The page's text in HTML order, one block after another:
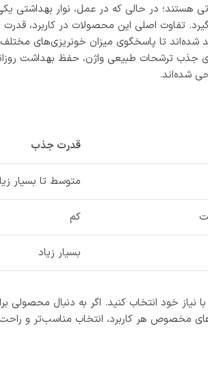
هستند؛ در حالی که در عمل، نوار
تفاوت اصلی این محصولات در
شده‌اند تا پاسخگوی میزان خونریزی‌های
ترشحات طبیعی واژن، حفظ بهداشت
شده‌اند.
قدرت جذب
متوسط تا بسیار
کم
بسیار زیاد
خود انتخاب کنید. اگر به دنبال محصولی
مخصوص هر کاربرد، انتخاب مناسب‌تر و